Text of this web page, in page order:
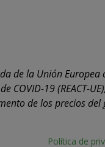
de la Unión
COVID-19 (REACT-
de los precios
Política de